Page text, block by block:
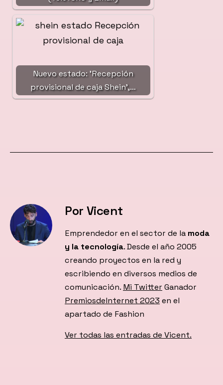
Nuevo estado: 'Recepción
provisional de caja Shein',…
Por Vicent
Emprendedor en el sector de la moda
y la tecnología. Desde el año 2005
creando proyectos en la red y
escribiendo en diversos medios de
comunicación. Mi Twitter Ganador
PremiosdeInternet 2023 en el
apartado de Fashion
Ver todas las entradas de Vicent.